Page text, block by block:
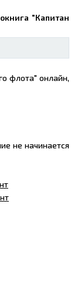
"Капитан
флота" онлайн,
не начинается